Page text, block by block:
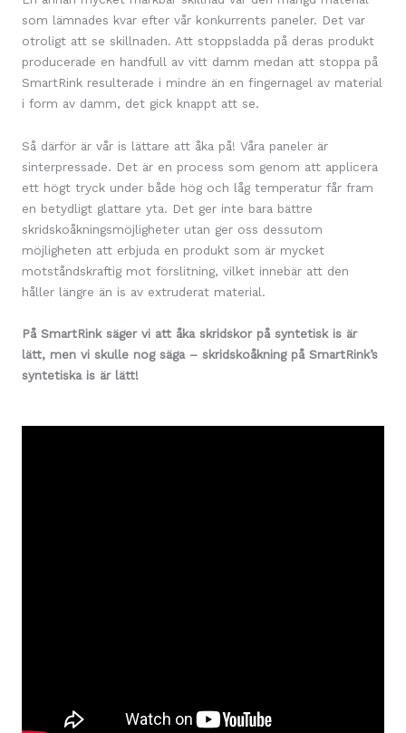
som lämnades kvar efter vår konkurrents paneler. Det var
otroligt att se skillnaden. Att stoppsladda på deras produkt
producerade en handfull av vitt damm medan att stoppa på
SmartRink resulterade i mindre än en fingernagel av material
i form av damm, det gick knappt att se.
Så därför är vår is lättare att åka på! Våra paneler är
sinterpressade. Det är en process som genom att applicera
ett högt tryck under både hög och låg temperatur får fram
en betydligt glattare yta. Det ger inte bara bättre
skridskoåkningsmöjligheter utan ger oss dessutom
möjligheten att erbjuda en produkt som är mycket
motståndskraftig mot förslitning, vilket innebär att den
håller längre än is av extruderat material.
På SmartRink säger vi att åka skridskor på syntetisk is är
lätt, men vi skulle nog säga – skridskoåkning på SmartRink’s
syntetiska is är lätt!